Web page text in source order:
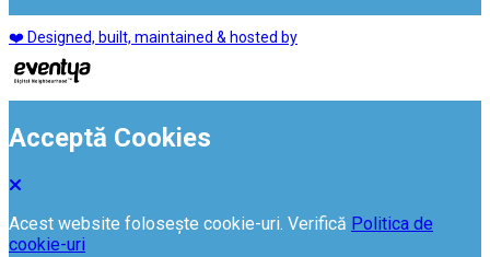
❤️ Designed, built, maintained & hosted by
Acceptă Cookies
Acest website folosește cookie-uri. Verifică Politica de
cookie-uri